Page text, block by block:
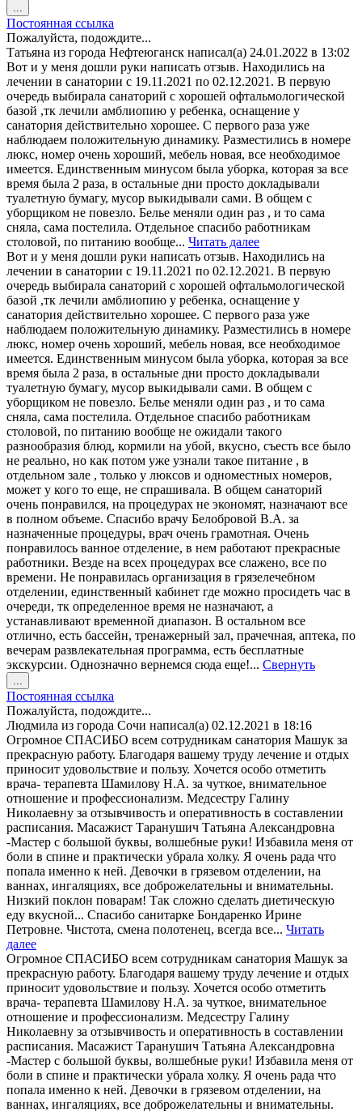
...
этот
метабокс
в
другое
состояние.
Постоянная ссылка
Пожалуйста, подождите...
Татьяна из города Нефтеюганск написал(а) 24.01.2022 в 13:02
Вот и у меня дошли руки написать отзыв. Находились на
лечении в санатории с 19.11.2021 по 02.12.2021. В первую
очередь выбирала санаторий с хорошей офтальмологической
базой ,тк лечили амблиопию у ребенка, оснащение у
санатория действительно хорошее. С первого раза уже
наблюдаем положительную динамику. Разместились в номере
люкс, номер очень хороший, мебель новая, все необходимое
имеется. Единственным минусом была уборка, которая за все
время была 2 раза, в остальные дни просто докладывали
туалетную бумагу, мусор выкидывали сами. В общем с
уборщиком не повезло. Белье меняли один раз , и то сама
сняла, сама постелила. Отдельное спасибо работникам
столовой, по питанию вообще... Читать далее
Вот и у меня дошли руки написать отзыв. Находились на
лечении в санатории с 19.11.2021 по 02.12.2021. В первую
очередь выбирала санаторий с хорошей офтальмологической
базой ,тк лечили амблиопию у ребенка, оснащение у
санатория действительно хорошее. С первого раза уже
наблюдаем положительную динамику. Разместились в номере
люкс, номер очень хороший, мебель новая, все необходимое
имеется. Единственным минусом была уборка, которая за все
время была 2 раза, в остальные дни просто докладывали
туалетную бумагу, мусор выкидывали сами. В общем с
уборщиком не повезло. Белье меняли один раз , и то сама
сняла, сама постелила. Отдельное спасибо работникам
столовой, по питанию вообще не ожидали такого
разнообразия блюд, кормили на убой, вкусно, съесть все было
не реально, но как потом уже узнали такое питание , в
отдельном зале , только у люксов и одноместных номеров,
может у кого то еще, не спрашивала. В общем санаторий
очень понравился, на процедурах не экономят, назначают все
в полном объеме. Спасибо врачу Белобровой В.А. за
назначенные процедуры, врач очень грамотная. Очень
понравилось ванное отделение, в нем работают прекрасные
работники. Везде на всех процедурах все слажено, все по
времени. Не понравилась организация в грязелечебном
отделении, единственный кабинет где можно просидеть час в
очереди, тк определенное время не назначают, а
устанавливают временной диапазон. В остальном все
отлично, есть бассейн, тренажерный зал, прачечная, аптека, по
вечерам развлекательная программа, есть бесплатные
экскурсии. Однозначно вернемся сюда еще!... Свернуть
...
этот
метабокс
в
другое
состояние.
Постоянная ссылка
Пожалуйста, подождите...
Людмила из города Сочи написал(а) 02.12.2021 в 18:16
Огромное СПАСИБО всем сотрудникам санатория Машук за
прекрасную работу. Благодаря вашему труду лечение и отдых
приносит удовольствие и пользу. Хочется особо отметить
врача- терапевта Шамилову Н.А. за чуткое, внимательное
отношение и профессионализм. Медсестру Галину
Николаевну за отзывчивость и оперативность в составлении
расписания. Масажист Таранушич Татьяна Александровна
-Мастер с большой буквы, волшебные руки! Избавила меня от
боли в спине и практически убрала холку. Я очень рада что
попала именно к ней. Девочки в грязевом отделении, на
ваннах, ингаляциях, все доброжелательны и внимательны.
Низкий поклон поварам! Так сложно сделать диетическую
еду вкусной... Спасибо санитарке Бондаренко Ирине
Петровне. Чистота, смена полотенец, всегда все... Читать
далее
Огромное СПАСИБО всем сотрудникам санатория Машук за
прекрасную работу. Благодаря вашему труду лечение и отдых
приносит удовольствие и пользу. Хочется особо отметить
врача- терапевта Шамилову Н.А. за чуткое, внимательное
отношение и профессионализм. Медсестру Галину
Николаевну за отзывчивость и оперативность в составлении
расписания. Масажист Таранушич Татьяна Александровна
-Мастер с большой буквы, волшебные руки! Избавила меня от
боли в спине и практически убрала холку. Я очень рада что
попала именно к ней. Девочки в грязевом отделении, на
ваннах, ингаляциях, все доброжелательны и внимательны.